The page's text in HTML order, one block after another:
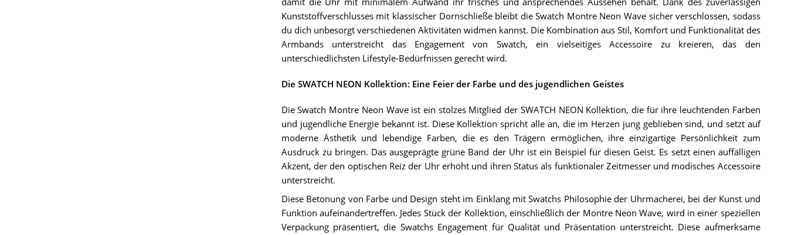
Kunststoffverschlusses mit klassischer Dornschließe bleibt die Swatch Montre Neon Wave sicher verschlossen, sodass
du dich unbesorgt verschiedenen Aktivitäten widmen kannst. Die Kombination aus Stil, Komfort und Funktionalität des
Armbands unterstreicht das Engagement von Swatch, ein vielseitiges Accessoire zu kreieren, das den
unterschiedlichsten Lifestyle-Bedürfnissen gerecht wird.
Die SWATCH NEON Kollektion: Eine Feier der Farbe und des jugendlichen Geistes
Die Swatch Montre Neon Wave ist ein stolzes Mitglied der SWATCH NEON Kollektion, die für ihre leuchtenden Farben
und jugendliche Energie bekannt ist. Diese Kollektion spricht alle an, die im Herzen jung geblieben sind, und setzt auf
moderne Ästhetik und lebendige Farben, die es den Trägern ermöglichen, ihre einzigartige Persönlichkeit zum
Ausdruck zu bringen. Das ausgeprägte grüne Band der Uhr ist ein Beispiel für diesen Geist. Es setzt einen auffälligen
Akzent, der den optischen Reiz der Uhr erhöht und ihren Status als funktionaler Zeitmesser und modisches Accessoire
unterstreicht.
Diese Betonung von Farbe und Design steht im Einklang mit Swatchs Philosophie der Uhrmacherei, bei der Kunst und
Funktion aufeinandertreffen. Jedes Stück der Kollektion, einschließlich der Montre Neon Wave, wird in einer speziellen
Verpackung präsentiert, die Swatchs Engagement für Qualität und Präsentation unterstreicht. Diese aufmerksame